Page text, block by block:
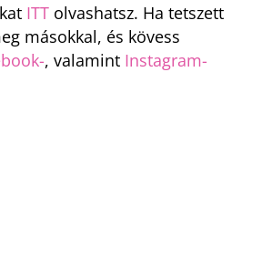
ITT olvashatsz. Ha tetszett
másokkal, és kövess
, valamint Instagram-